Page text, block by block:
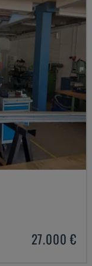
27.000 €